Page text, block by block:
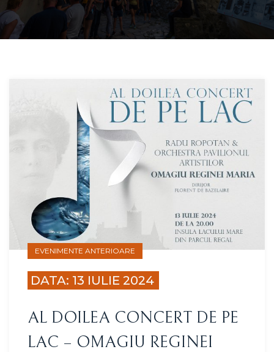
EVENIMENTE ANTERIOARE
DATA: 13 IULIE 2024
AL DOILEA CONCERT DE PE
LAC – OMAGIU REGINEI